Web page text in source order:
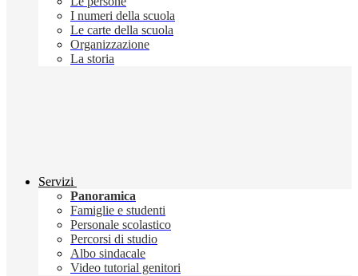
I numeri della scuola
Le carte della scuola
Organizzazione
La storia
Servizi
Panoramica
Famiglie e studenti
Personale scolastico
Percorsi di studio
Albo sindacale
Video tutorial genitori